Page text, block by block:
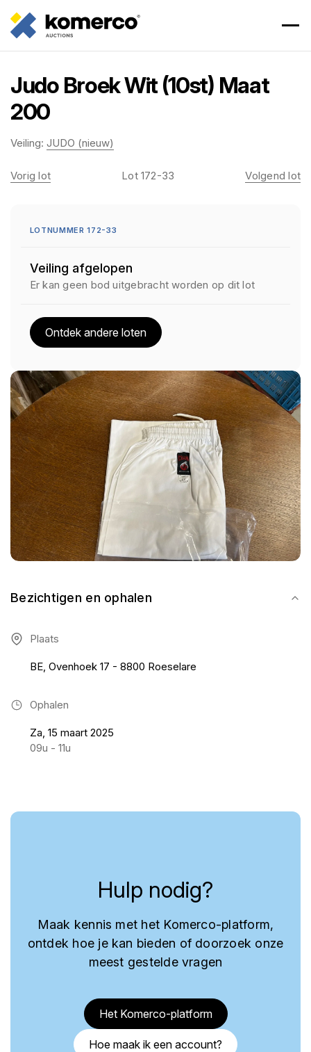
Judo Broek Wit (10st) Maat
200
Veiling: JUDO (nieuw)
Bezichtigen en ophalen
Plaats
BE, Ovenhoek 17 - 8800 Roeselare
Ophalen
Za, 15 maart 2025
09u - 11u
Vorig lot Lot 172-33 Volgend lot
LOTNUMMER 172-33
Veiling afgelopen
Er kan geen bod uitgebracht worden op dit lot
Ontdek andere loten
Hulp nodig?
Maak kennis met het Komerco-platform,
ontdek hoe je kan bieden of doorzoek onze
meest gestelde vragen
Het Komerco-platform
Hoe maak ik een account?